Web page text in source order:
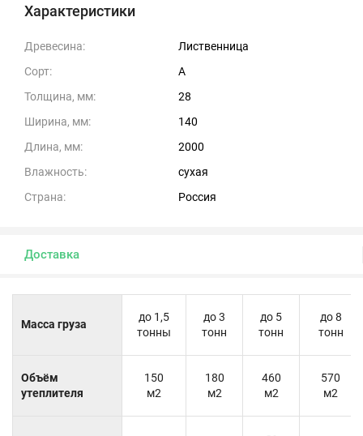
Характеристики
Древесина:
Лиственница
Сорт:
А
Толщина, мм:
28
Ширина, мм:
140
Длина, мм:
2000
Влажность:
сухая
Страна:
Россия
Доставка
Масса груза
до 1,5
тонны
до 3
тонн
до 5
тонн
до 8
тонн
Объём
утеплителя
150
м2
180
м2
460
м2
570
м2